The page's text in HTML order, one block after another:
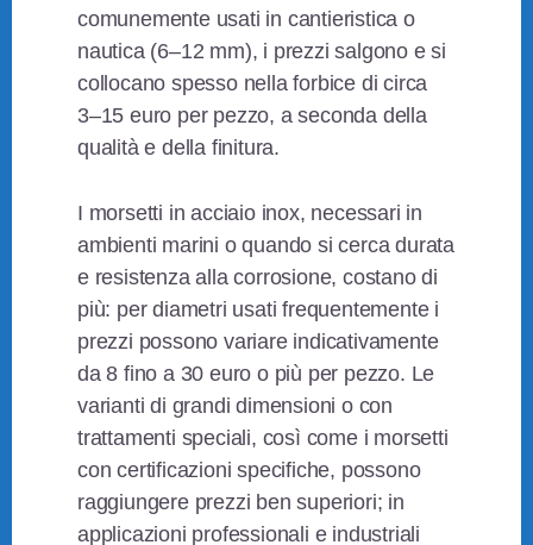
comunemente usati in cantieristica o
nautica (6–12 mm), i prezzi salgono e si
collocano spesso nella forbice di circa
3–15 euro per pezzo, a seconda della
qualità e della finitura.
I morsetti in acciaio inox, necessari in
ambienti marini o quando si cerca durata
e resistenza alla corrosione, costano di
più: per diametri usati frequentemente i
prezzi possono variare indicativamente
da 8 fino a 30 euro o più per pezzo. Le
varianti di grandi dimensioni o con
trattamenti speciali, così come i morsetti
con certificazioni specifiche, possono
raggiungere prezzi ben superiori; in
applicazioni professionali e industriali